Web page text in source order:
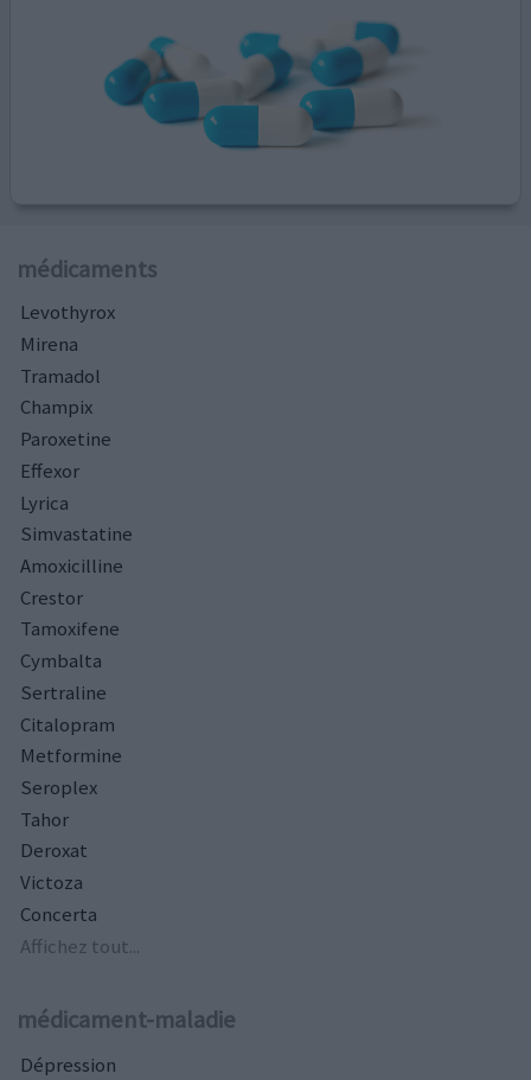
médicaments
Levothyrox
Mirena
Tramadol
Champix
Paroxetine
Effexor
Lyrica
Simvastatine
Amoxicilline
Crestor
Tamoxifene
Cymbalta
Sertraline
Citalopram
Metformine
Seroplex
Tahor
Deroxat
Victoza
Concerta
Affichez tout...
médicament-maladie
Dépression